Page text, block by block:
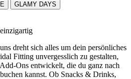
GLAMY DAYS
dreht sich alles um dein persönliches
Fitting unvergesslich zu gestalten,
Ons entwickelt, die du ganz nach
kannst. Ob Snacks & Drinks,